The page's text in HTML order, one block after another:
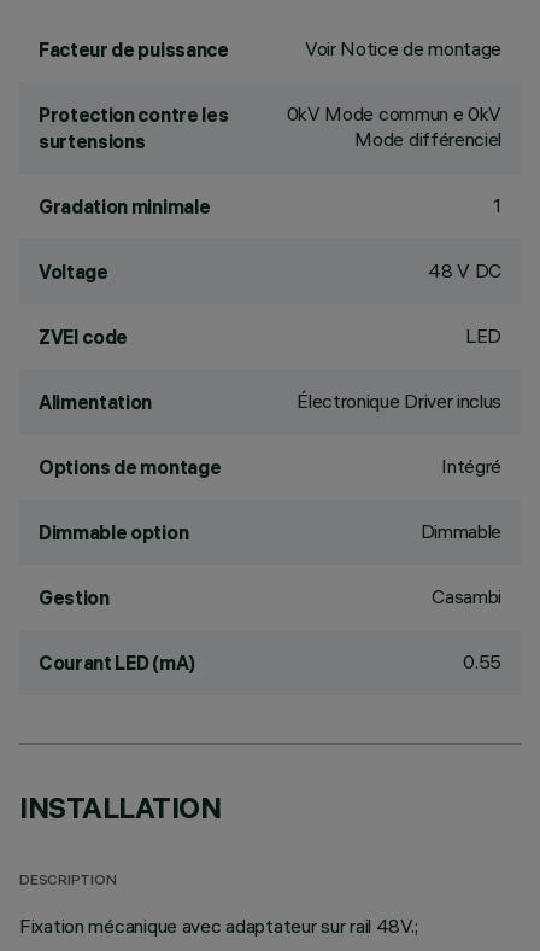
Facteur de puissance Voir Notice de montage
Protection contre les
surtensions
0kV Mode commun e 0kV
Mode différenciel
Gradation minimale 1
Voltage 48 V DC
ZVEI code LED
Alimentation Électronique Driver inclus
Options de montage Intégré
Dimmable option Dimmable
Gestion Casambi
Courant LED (mA) 0.55
INSTALLATION
DESCRIPTION
Fixation mécanique avec adaptateur sur rail 48V.;